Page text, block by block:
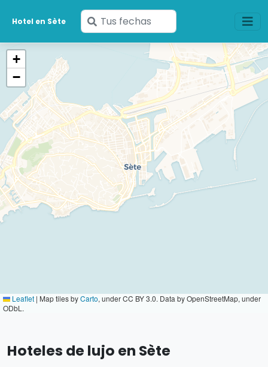
Hotel en Sète
Ingresa
tus
+
−
Leaflet | Map tiles byCarto, under CC BY 3.0. Data by OpenStreetMap, under
ODbL.
Hoteles de lujo en Sète